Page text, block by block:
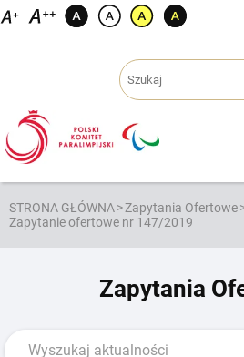
Przejdź
STRONA GŁÓWNA>Zapytania Ofertowe
Zapytanie ofertowe nr 147/2019
Zapytania